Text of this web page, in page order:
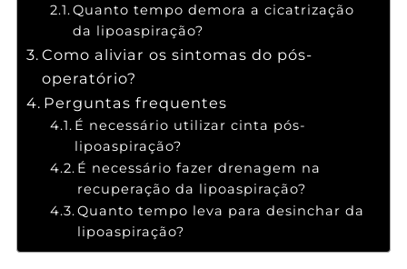
Quanto tempo demora a cicatrização
da lipoaspiração?
Como aliviar os sintomas do pós-
operatório?
Perguntas frequentes
É necessário utilizar cinta pós-
lipoaspiração?
É necessário fazer drenagem na
recuperação da lipoaspiração?
Quanto tempo leva para desinchar da
lipoaspiração?